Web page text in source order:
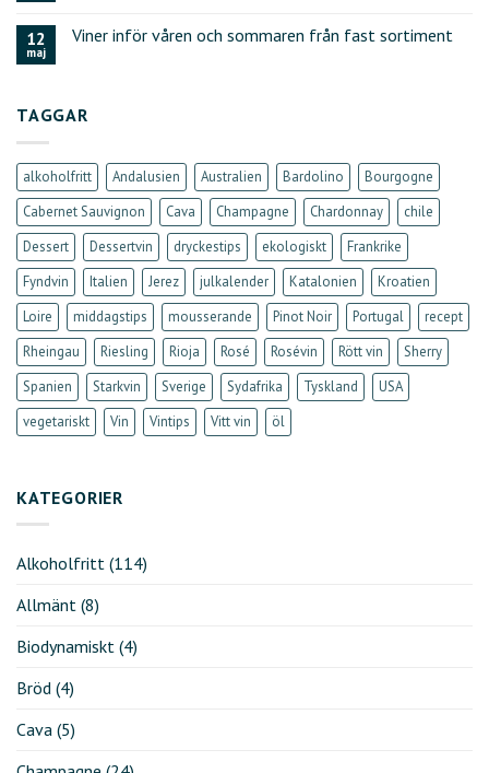
12
maj
Viner inför våren och sommaren från fast sortiment
TAGGAR
alkoholfritt Andalusien Australien Bardolino
Bourgogne
Cabernet Sauvignon
Cava Champagne Chardonnay
chile
Dessert
Dessertvin dryckestips ekologiskt
Frankrike
Fyndvin
Italien Jerez julkalender Katalonien
Kroatien
Loire
middagstips mousserande Pinot Noir Portugal
recept
Rheingau
Riesling Rioja Rosé Rosévin Rött vin
Sherry
Spanien
Starkvin Sverige Sydafrika Tyskland
USA
vegetariskt
Vin Vintips Vitt vin öl
KATEGORIER
Alkoholfritt (114)
Allmänt (8)
Biodynamiskt (4)
Bröd (4)
Cava (5)